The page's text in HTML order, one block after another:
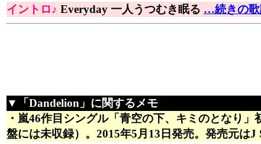
イントロ♪ Everyday 一人うつむき眠る …続きの歌
▼「Dandelion」に関するメモ
・嵐46作目シングル「青空の下、キミのとなり
盤には未収録）。2015年5月13日発売。発売元はJ